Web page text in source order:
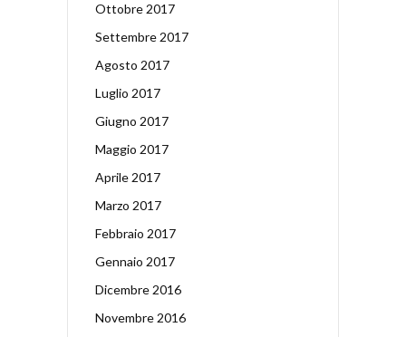
Ottobre 2017
Settembre 2017
Agosto 2017
Luglio 2017
Giugno 2017
Maggio 2017
Aprile 2017
Marzo 2017
Febbraio 2017
Gennaio 2017
Dicembre 2016
Novembre 2016